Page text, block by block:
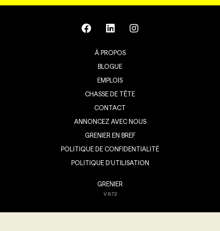
À PROPOS
BLOGUE
EMPLOIS
CHASSE DE TÊTE
CONTACT
ANNONCEZ AVEC NOUS
GRENIER EN BREF
POLITIQUE DE CONFIDENTIALITÉ
POLITIQUE D’UTILISATION
GRENIER
V8.7.2